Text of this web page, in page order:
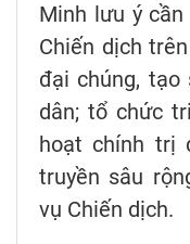
Minh lưu ý
Chiến dịch
đại chúng, tạo
dân; tổ chức
hoạt chính trị
truyền sâu
vụ Chiến dịch.